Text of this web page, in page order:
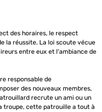
des horaires, le respect
la réussite. La loi scoute vécue
entre eux et l'ambiance de
responsable de
des nouveaux membres,
recrute un ami ou un
troupe, cette patrouille a tout à